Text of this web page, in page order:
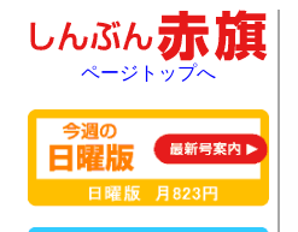
ページトップへ